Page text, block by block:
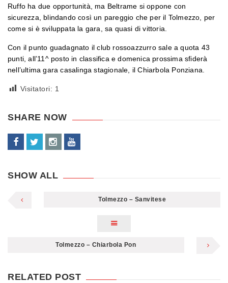
Ruffo ha due opportunità, ma Beltrame si oppone con
sicurezza, blindando così un pareggio che per il Tolmezzo, per
come si è sviluppata la gara, sa quasi di vittoria.
Con il punto guadagnato il club rossoazzurro sale a quota 43
punti, all’11^ posto in classifica e domenica prossima sfiderà
nell’ultima gara casalinga stagionale, il Chiarbola Ponziana.
Visitatori: 1
SHARE NOW
SHOW ALL
Tolmezzo – Sanvitese
Tolmezzo – Chiarbola Pon
RELATED POST